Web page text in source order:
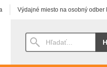
Výdajné miesto na osobný odber